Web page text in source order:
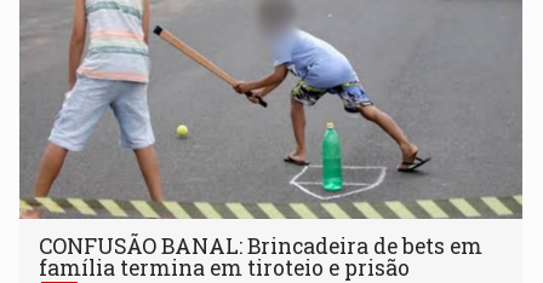
CONFUSÃO BANAL: Brincadeira de bets em
família termina em tiroteio e prisão